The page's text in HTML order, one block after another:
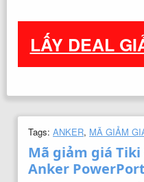
LẤY DEAL
Tags: ANKER, MÃ GIẢM
Mã giảm giá Tiki
Anker